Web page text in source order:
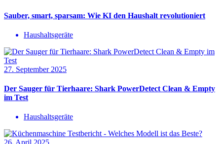
Sauber, smart, sparsam: Wie KI den Haushalt revolutioniert
Haushaltsgeräte
27. September 2025
Der Sauger für Tierhaare: Shark PowerDetect Clean & Empty
im Test
Haushaltsgeräte